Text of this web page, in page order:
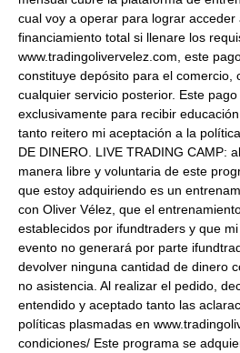
cual voy a operar para lograr acceder
financiamiento total si llenare los
www.tradingolivervelez.com, este
constituye depósito para el comercio,
cualquier servicio posterior. Este
exclusivamente para recibir
tanto reitero mi aceptación a la
DE DINERO. LIVE TRADING CAMP:
manera libre y voluntaria de este
que estoy adquiriendo es un
con Oliver Vélez, que el
establecidos por ifundtraders y que
evento no generará por parte
devolver ninguna cantidad de dinero
no asistencia. Al realizar el pedido,
entendido y aceptado tanto las
políticas plasmadas en
condiciones/ Este programa se